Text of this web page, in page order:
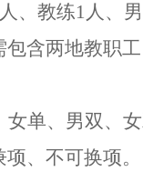
、教练1人、
含两地教职
单、男双、
、不可换项。